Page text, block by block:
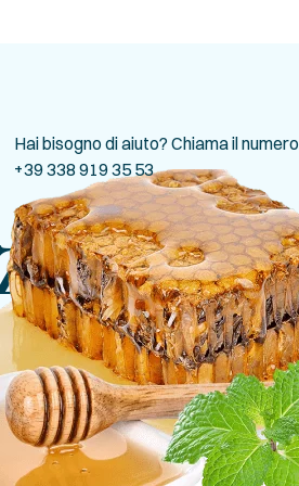
Hai bisogno di aiuto? Chiama il numero
+39 338 919 35 53